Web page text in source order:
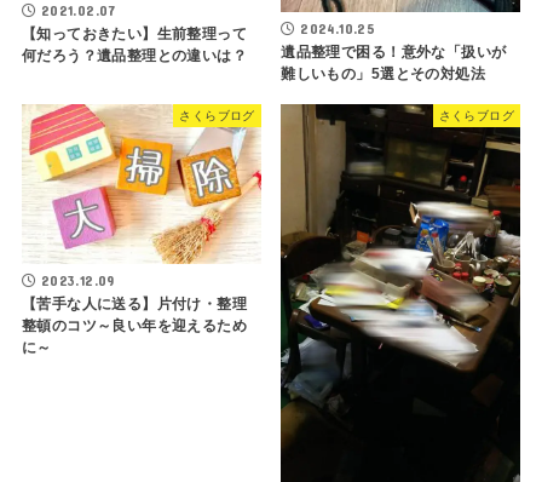
2021.02.07
【知っておきたい】生前整理って
何だろう？遺品整理との違いは？
2024.10.25
遺品整理で困る！意外な「扱いが
難しいもの」5選とその対処法
さくらブログ
2023.12.09
【苦手な人に送る】片付け・整理
整頓のコツ～良い年を迎えるため
に～
さくらブログ